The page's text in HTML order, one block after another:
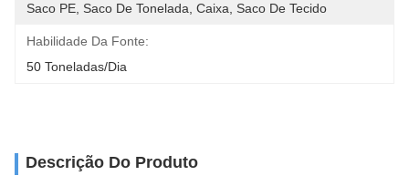
Saco PE, Saco De Tonelada, Caixa, Saco De Tecido
Habilidade Da Fonte:
50 Toneladas/Dia
Descrição Do Produto